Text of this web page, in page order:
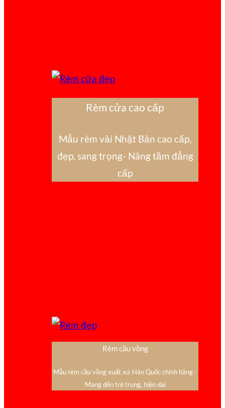
Rèm cửa cao cấp
Mẫu rèm vải Nhật Bản cao cấp,
đẹp, sang trọng- Nâng tầm đẳng
cấp
Rèm cầu vồng
Mẫu rèm cầu vồng xuất xứ Hàn Quốc chính hãng -
Mang đến trẻ trung, hiện đại